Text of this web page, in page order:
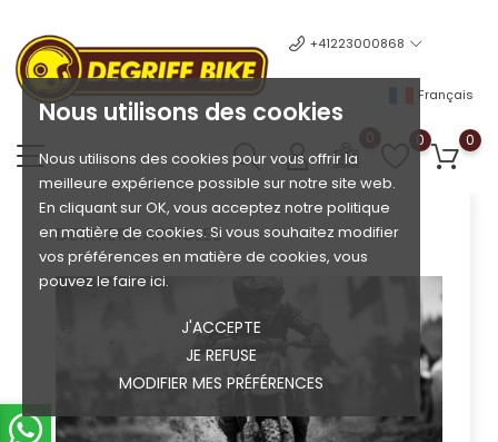
Nous utilisons des cookies
Nous utilisons des cookies pour vous offrir la
meilleure expérience possible sur notre site web.
En cliquant sur OK, vous acceptez notre politique
en matière de cookies. Si vous souhaitez modifier
vos préférences en matière de cookies, vous
pouvez le faire ici.
J'ACCEPTE
JE REFUSE
MODIFIER MES PRÉFÉRENCES
+41223000868
Français
0 0
DERNIERS ARTICLES